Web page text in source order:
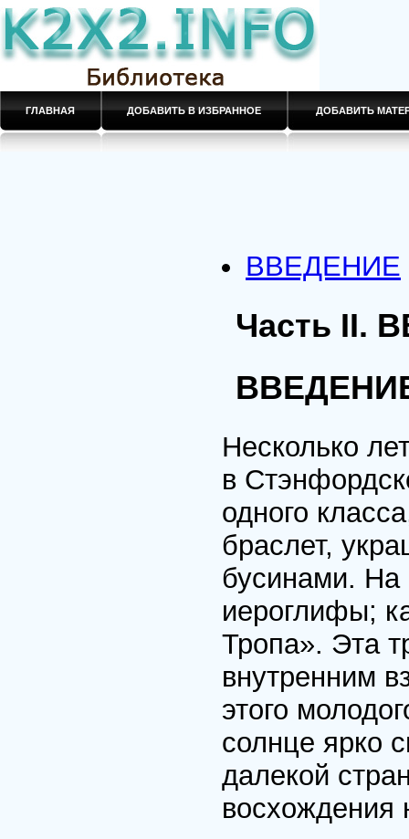
ГЛАВНАЯ ДОБАВИТЬ В ИЗБРАННОЕ ДОБАВИТЬ
ВВЕДЕНИЕ
Часть II.
Несколько
в
одного
браслет,
бусинами. На
иероглифы;
Тропа». Эта
внутренним
этого
солнце ярко
далекой